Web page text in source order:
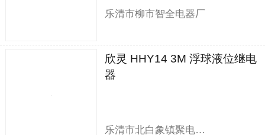
乐清市柳市智全电器厂
欣灵 HHY14 3M 浮球液位继电
器
乐清市北白象镇聚电电器销售部